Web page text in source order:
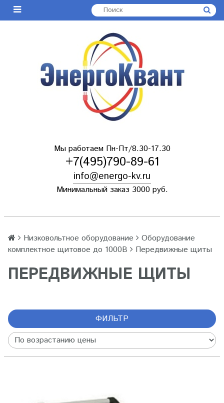
Мы работаем Пн-Пт/8.30-17.30
+7(495)790-89-61
info@energo-kv.ru
Минимальный заказ 3000 руб.
Низковольтное оборудование
Оборудование
комплектное щитовое до 1000В
Передвижные щиты
ПЕРЕДВИЖНЫЕ ЩИТЫ
ФИЛЬТР